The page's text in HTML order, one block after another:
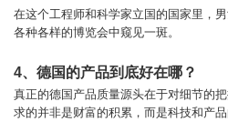
在这个工程师和科学家立国的国家里，
各种各样的博览会中窥见一斑。
4、德国的产品到底好在哪？
真正的德国产品质量源头在于对细节的
求的并非是财富的积累，而是科技和产